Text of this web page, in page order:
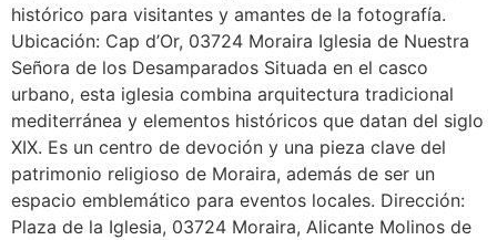
histórico para visitantes y amantes de la fotografía.
Ubicación: Cap d’Or, 03724 Moraira Iglesia de Nuestra
Señora de los Desamparados Situada en el casco
urbano, esta iglesia combina arquitectura tradicional
mediterránea y elementos históricos que datan del siglo
XIX. Es un centro de devoción y una pieza clave del
patrimonio religioso de Moraira, además de ser un
espacio emblemático para eventos locales. Dirección:
Plaza de la Iglesia, 03724 Moraira, Alicante Molinos de